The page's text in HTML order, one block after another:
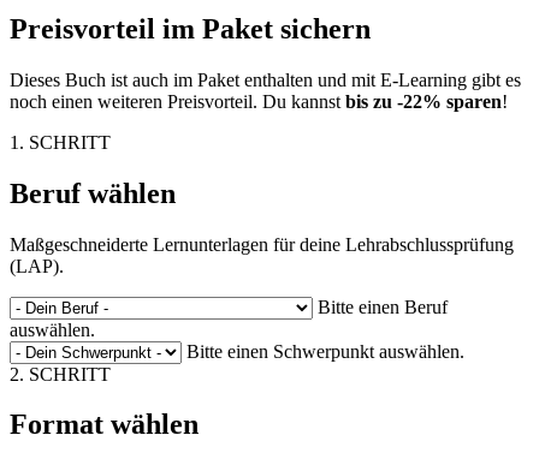
Preisvorteil im Paket sichern
Dieses Buch ist auch im Paket enthalten und mit E-Learning gibt es
noch einen weiteren Preisvorteil. Du kannst bis zu -22% sparen!
1. SCHRITT
Beruf wählen
Maßgeschneiderte Lernunterlagen für deine Lehrabschlussprüfung
(LAP).
Bitte einen Beruf
auswählen.
Bitte einen Schwerpunkt auswählen.
2. SCHRITT
Format wählen